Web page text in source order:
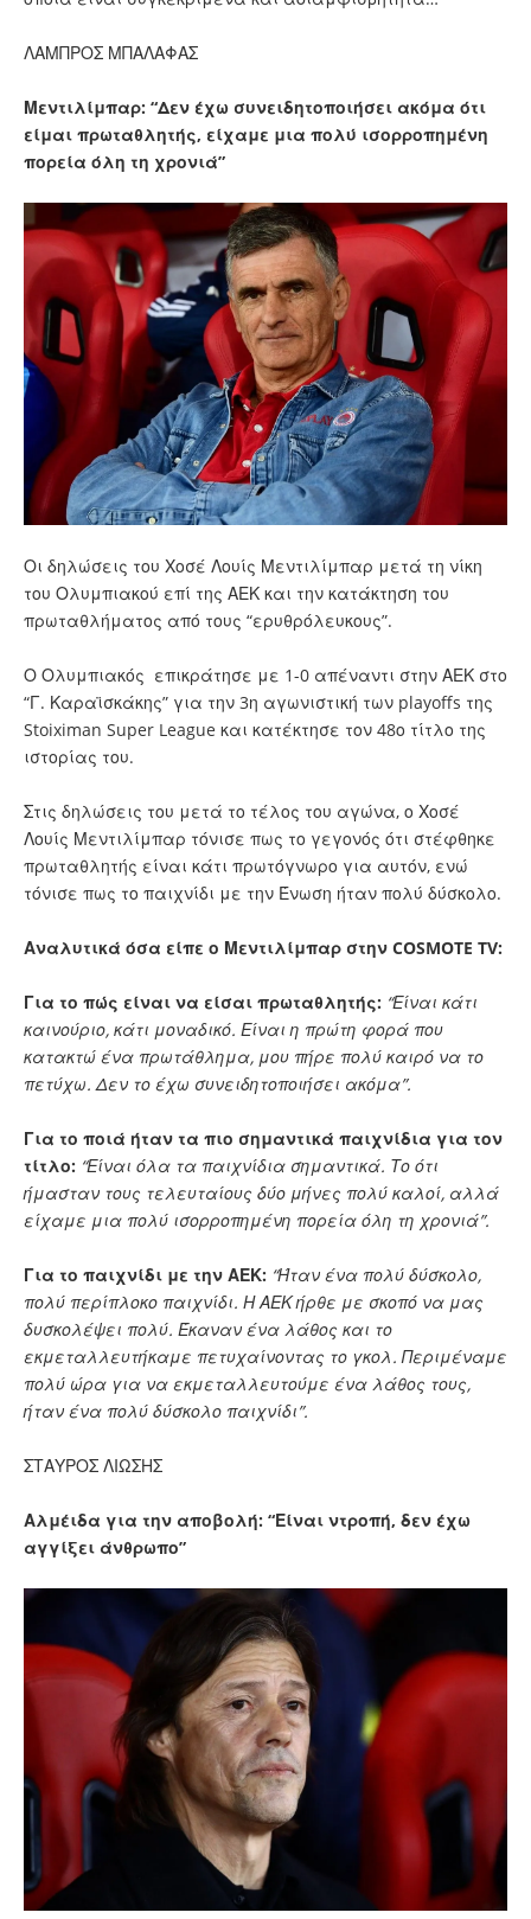
ΛΑΜΠΡΟΣ ΜΠΑΛΑΦΑΣ
Μεντιλίμπαρ: “Δεν έχω συνειδητοποιήσει ακόμα ότι
είμαι πρωταθλητής, είχαμε μια πολύ ισορροπημένη
πορεία όλη τη χρονιά”
Οι δηλώσεις του Χοσέ Λουίς Μεντιλίμπαρ μετά τη νίκη
του Ολυμπιακού επί της ΑΕΚ και την κατάκτηση του
πρωταθλήματος από τους “ερυθρόλευκους”.
Ο Ολυμπιακός επικράτησε με 1-0 απέναντι στην ΑΕΚ στο
“Γ. Καραϊσκάκης” για την 3η αγωνιστική των playoffs της
Stoiximan Super League και κατέκτησε τον 48ο τίτλο της
ιστορίας του.
Στις δηλώσεις του μετά το τέλος του αγώνα, ο Χοσέ
Λουίς Μεντιλίμπαρ τόνισε πως το γεγονός ότι στέφθηκε
πρωταθλητής είναι κάτι πρωτόγνωρο για αυτόν, ενώ
τόνισε πως το παιχνίδι με την Ένωση ήταν πολύ δύσκολο.
Αναλυτικά όσα είπε ο Μεντιλίμπαρ στην COSMOTE TV:
Για το πώς είναι να είσαι πρωταθλητής: “Είναι κάτι
καινούριο, κάτι μοναδικό. Είναι η πρώτη φορά που
κατακτώ ένα πρωτάθλημα, μου πήρε πολύ καιρό να το
πετύχω. Δεν το έχω συνειδητοποιήσει ακόμα”.
Για το ποιά ήταν τα πιο σημαντικά παιχνίδια για τον
τίτλο: “Είναι όλα τα παιχνίδια σημαντικά. Το ότι
ήμασταν τους τελευταίους δύο μήνες πολύ καλοί, αλλά
είχαμε μια πολύ ισορροπημένη πορεία όλη τη χρονιά”.
Για το παιχνίδι με την ΑΕΚ: “Ήταν ένα πολύ δύσκολο,
πολύ περίπλοκο παιχνίδι. Η ΑΕΚ ήρθε με σκοπό να μας
δυσκολέψει πολύ. Έκαναν ένα λάθος και το
εκμεταλλευτήκαμε πετυχαίνοντας το γκολ. Περιμέναμε
πολύ ώρα για να εκμεταλλευτούμε ένα λάθος τους,
ήταν ένα πολύ δύσκολο παιχνίδι”.
ΣΤΑΥΡΟΣ ΛΙΩΣΗΣ
Αλμέιδα για την αποβολή: “Είναι ντροπή, δεν έχω
αγγίξει άνθρωπο”